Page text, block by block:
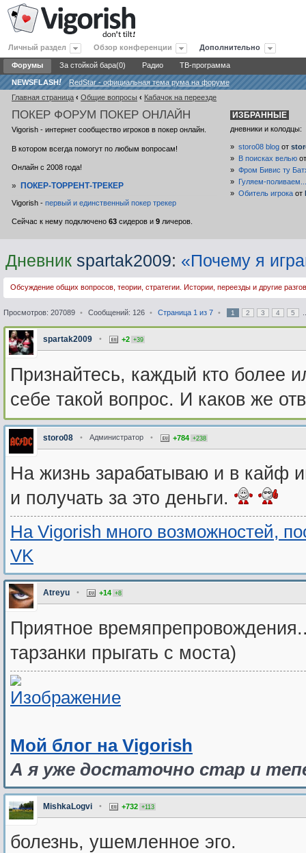
Личный раздел Обзор конференции Дополнительно
Форумы За стойкой бара(0) Радио ТВ-программа
NEWSFLASH!
RedStar - официальная тема рума на форуме
Главная страница ‹ Общие вопросы ‹ Кабачок на переезде
ПОКЕР ФОРУМ ПОКЕР ОНЛАЙН
Vigorish - интернет сообщество игроков в покер онлайн.
В котором всегда помогут по любым вопросам!
Онлайн с 2008 года!
»ПОКЕР-ТОРРЕНТ-ТРЕКЕР
Vigorish -первый и единственный покер трекер
Сейчас к нему подключено63 сидеров и9 личеров.
ИЗБРАННЫЕ
дневники и колодцы:
»storo08 blog от
»
В поисках велью
»Фром Бивис ту
»
Гуляем-
»Обитель игрока от
Дневник spartak2009: «Почему я
Обсуждение общих вопросов, теории, стратегии. Истории, переезды и другие
Просмотров: 207089 • Сообщений: 126 • Страница 1 из 7 • 1 2 3 4 5
spartak2009 • +2 +39
Признайтесь, каждый кто более
себе такой вопрос. И каков же
storo08 • Администратор • +784 +238
На жизнь зарабатываю и в кайф
и получать за это деньги.
На Vigorish много возможностей,
VK
Atreyu • +14 +8
Приятное
тарзанки прыгать с моста)
Мой блог на Vigorish
А я уже достаточно стар и
MishkaLogvi • +732 +113
болезнь, ушемленное эго.